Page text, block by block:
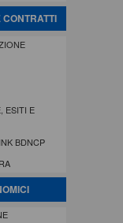
ESITI E
BDNCP